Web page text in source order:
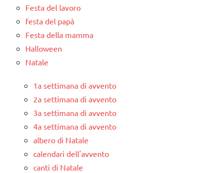
Festa del lavoro
festa del papà
Festa della mamma
Halloween
Natale
1a settimana di avvento
2a settimana di avvento
3a settimana di avvento
4a settimana di avvento
albero di Natale
calendari dell'avvento
canti di Natale